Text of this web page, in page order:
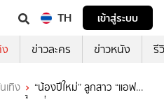
TH
เข้าสู่ระบบ
ข่าวละคร ข่าวหนัง รี
เทิง
“น้องปีใหม่” ลูกสาว “แอฟ
ลูกน้ำ” พี่สาว “นนกุล”